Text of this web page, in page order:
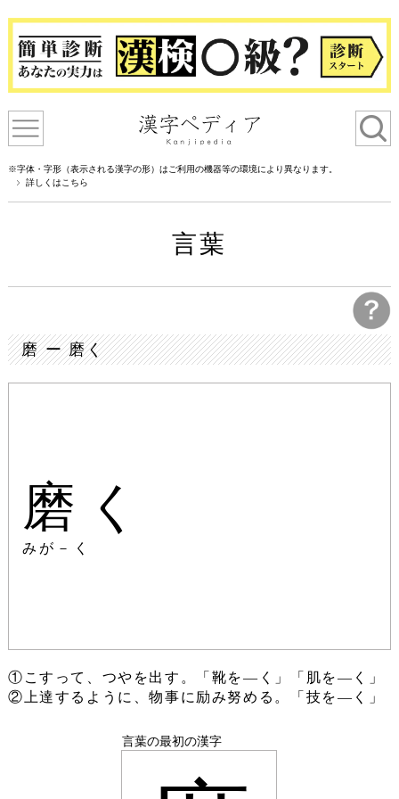
※字体・字形（表示される漢字の形）はご利用の機器等の環境により異なります。
詳しくはこちら
言葉
磨 ー 磨く
磨く
みが－く
①こすって、つやを出す。「靴を―く」「肌を―く」
②上達するように、物事に励み努める。「技を―く」
言葉の最初の漢字